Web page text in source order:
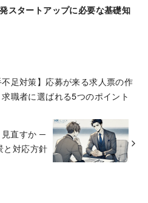
スタートアップに必要な基礎知
不足対策】応募が来る求人票の作
求職者に選ばれる5つのポイント
見直すか ─
と対応方針